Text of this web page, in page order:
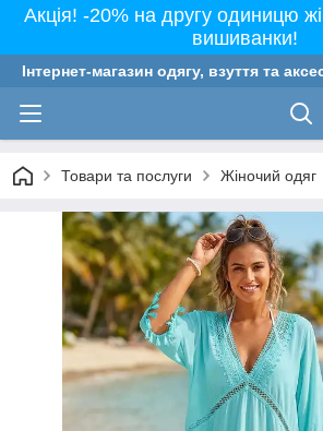
Акція! -20% на другу одиницю
вишиванки!
Інтернет-магазин одягу, взуття та
Товари та послуги Жіночий одяг